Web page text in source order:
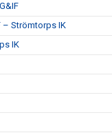
– Strömtorps IK
IK